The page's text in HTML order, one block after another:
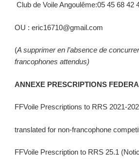
Club de Voile Angoulême:05 45 68 42
OU : eric16710@gmail.com
(A supprimer en l’absence de
francophones attendus)
ANNEXE PRESCRIPTIONS
FFVoile Prescriptions to RRS 2021-
translated for non-francophone
FFVoile Prescription to RRS 25.1